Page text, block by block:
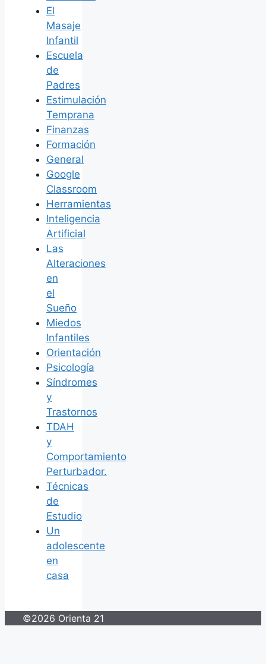
El
Masaje
Infantil
Escuela
de
Padres
Estimulación
Temprana
Finanzas
Formación
General
Google
Classroom
Herramientas
Inteligencia
Artificial
Las
Alteraciones
en
el
Sueño
Miedos
Infantiles
Orientación
Psicología
Síndromes
y
Trastornos
TDAH
y
Comportamiento
Perturbador.
Técnicas
de
Estudio
Un
adolescente
en
casa
©2026 Orienta 21